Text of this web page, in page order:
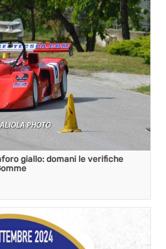
giallo: domani le verifiche